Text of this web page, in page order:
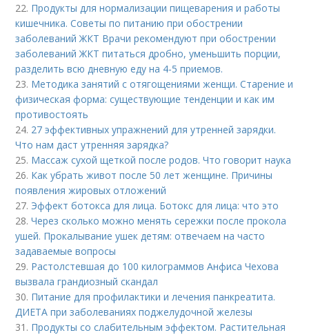
22. Продукты для нормализации пищеварения и работы
кишечника. Советы по питанию при обострении
заболеваний ЖКТ Врачи рекомендуют при обострении
заболеваний ЖКТ питаться дробно, уменьшить порции,
разделить всю дневную еду на 4-5 приемов.
23. Методика занятий с отягощениями женщи. Старение и
физическая форма: существующие тенденции и как им
противостоять
24. 27 эффективных упражнений для утренней зарядки.
Что нам даст утренняя зарядка?
25. Массаж сухой щеткой после родов. Что говорит наука
26. Как убрать живот после 50 лет женщине. Причины
появления жировых отложений
27. Эффект ботокса для лица. Ботокс для лица: что это
28.Через сколько можно менять сережки после прокола
ушей. Прокалывание ушек детям: отвечаем на часто
задаваемые вопросы
29. Растолстевшая до 100 килограммов Анфиса Чехова
вызвала грандиозный скандал
30. Питание для профилактики и лечения панкреатита.
ДИЕТА при заболеваниях поджелудочной железы
31. Продукты со слабительным эффектом. Растительная